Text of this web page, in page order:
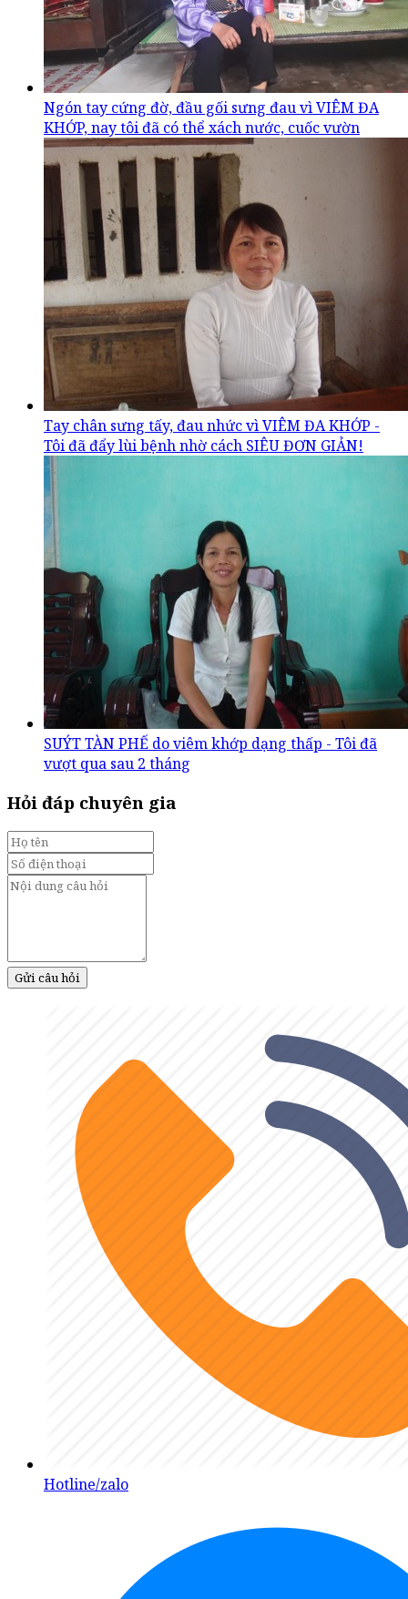
Ngón tay cứng đờ, đầu gối sưng đau vì VIÊM ĐA
KHỚP, nay tôi đã có thể xách nước, cuốc vườn
Tay chân sưng tấy, đau nhức vì VIÊM ĐA KHỚP -
Tôi đã đẩy lùi bệnh nhờ cách SIÊU ĐƠN GIẢN!
SUÝT TÀN PHẾ do viêm khớp dạng thấp - Tôi đã
vượt qua sau 2 tháng
Hỏi đáp chuyên gia
Gửi câu hỏi
Hotline/zalo